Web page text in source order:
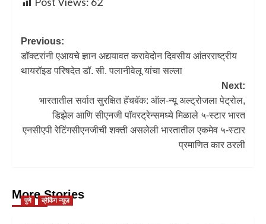
Previous:
डॉक्टरांनी एआयचे ज्ञान अद्ययावत करावेदोन दिवसीय आंतरराष्ट्रीय
थायरॉइड परिषदेत डॉ. सी. पलानीवेलू यांचा सल्ला
Next:
भारतातील सर्वात सुरक्षित हॅचबॅक: ऑल-न्‍यू अल्‍ट्रोजला पेट्रोल,
डिझेल आणि सीएनजी पॉवरट्रेन्‍समध्‍ये मिळाले ५-स्‍टार भारत
एनसीएपी रेटिंगसीएनजीची शक्‍ती असलेली भारतातील एकमेव ५-स्‍टार
प्रमाणित कार ठरली
More Stories
पुणे ब्रेकिंग न्यूज़